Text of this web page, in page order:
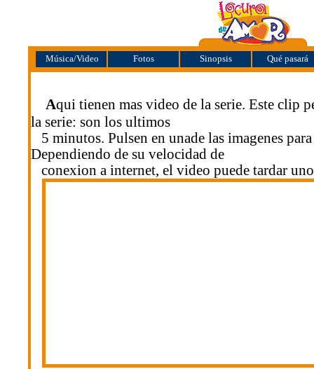
Música/Video Fotos Sinopsis Qué pasará
Aqui tienen mas video de la serie. Este clip
la serie: son los ultimos
5 minutos. Pulsen en unade las imagenes
Dependiendo de su velocidad de
conexion a internet, el video puede tardar